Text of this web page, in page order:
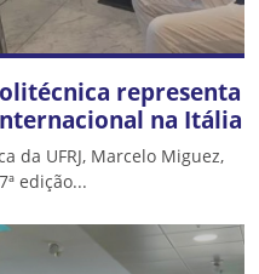
representa
na Itália
da UFRJ, Marcelo Miguez,
edição...